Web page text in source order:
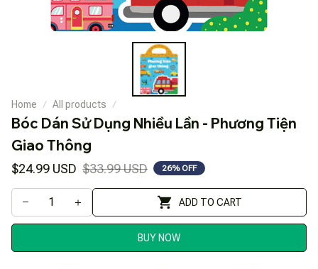
Home All products
Bóc Dán Sử Dụng Nhiều Lần - Phương Tiện
Giao Thông
$24.99 USD $33.99 USD 26% OFF
ADD TO CART
BUY NOW